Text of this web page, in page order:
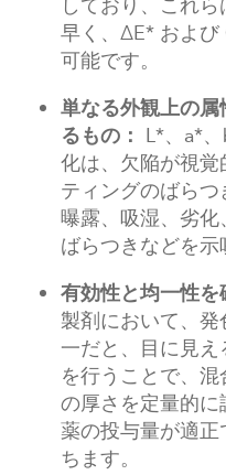
しており、これ
早く、ΔE* および
可能です。
単なる外観上の
るもの： L*、a*
化は、欠陥が視
ティングのばら
曝露、吸湿、劣
ばらつきなどを示
有効性と均一性を
製剤において、
一だと、目に見
を行うことで、
の厚さを定量的
薬の投与量が適
ちます。